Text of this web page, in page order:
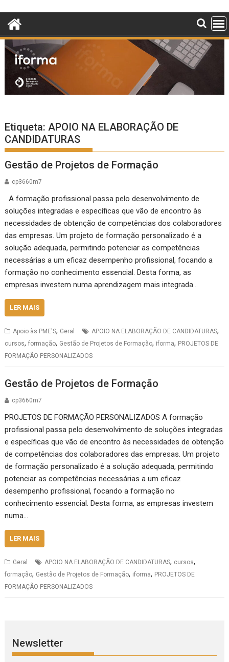
content
Etiqueta: APOIO NA ELABORAÇÃO DE
CANDIDATURAS
Gestão de Projetos de Formação
cp3660m7
A formação profissional passa pelo desenvolvimento de
soluções integradas e específicas que vão de encontro às
necessidades de obtenção de competências dos colaboradores
das empresas. Um projeto de formação personalizado é a
solução adequada, permitindo potenciar as competências
necessárias a um eficaz desempenho profissional, focando a
formação no conhecimento essencial. Desta forma, as
empresas investem numa aprendizagem mais integrada…
LER MAIS
Apoio às PME'S, Geral APOIO NA ELABORAÇÃO DE CANDIDATURAS,
cursos,formação, Gestão de Projetos de Formação, iforma, PROJETOS DE
FORMAÇÃO PERSONALIZADOS
Gestão de Projetos de Formação
cp3660m7
PROJETOS DE FORMAÇÃO PERSONALIZADOS A formação
profissional passa pelo desenvolvimento de soluções integradas
e específicas que vão de encontro às necessidades de obtenção
de competências dos colaboradores das empresas. Um projeto
de formação personalizado é a solução adequada, permitindo
potenciar as competências necessárias a um eficaz
desempenho profissional, focando a formação no
conhecimento essencial. Desta forma, as empresas investem
numa…
LER MAIS
Geral APOIO NA ELABORAÇÃO DE CANDIDATURAS, cursos,
formação, Gestão de Projetos de Formação, iforma, PROJETOS DE
FORMAÇÃO PERSONALIZADOS
Newsletter